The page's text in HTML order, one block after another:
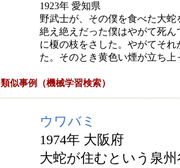
1923年 愛知県
野武士が、その僕を食べた大
絶え絶えだった僕はやがて死
に榎の枝をさした。やがてそ
た。そのとき黄色い煙が立ち上
類似事例（機械学習検索）
ウワバミ
1974年 大阪府
大蛇が住むという泉